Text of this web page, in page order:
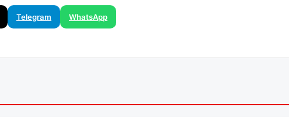
Telegram WhatsApp